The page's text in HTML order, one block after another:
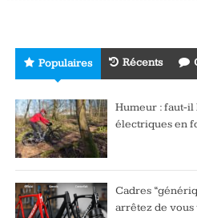
Populaires Récents
Humeur : faut-il
électriques en
Cadres
arrêtez de